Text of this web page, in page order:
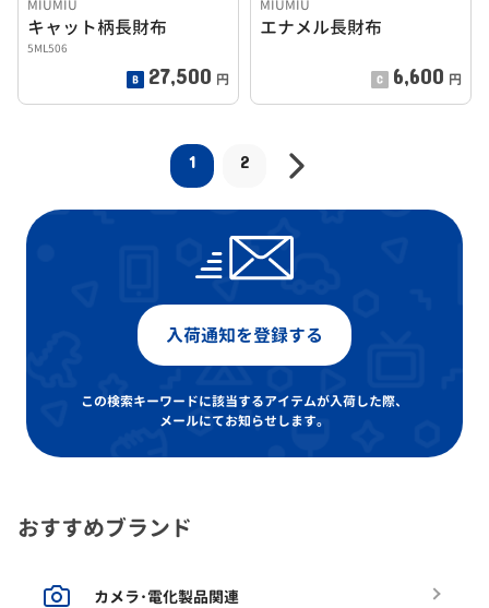
MIUMIU
キャット柄長財布
5ML506
27,500 円
MIUMIU
エナメル長財布
6,600 円
1 2
入荷通知を登録する
この検索キーワードに該当するアイテムが入荷した際、
メールにてお知らせします。
おすすめブランド
カメラ･電化製品関連